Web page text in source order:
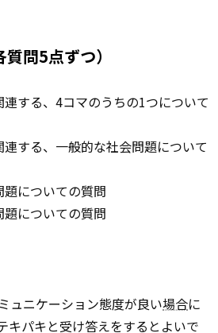
問5点ずつ）
する、4コマのうちの1つについて
する、一般的な社会問題について
についての質問
についての質問
ュニケーション態度が良い場合に
キパキと受け答えをするとよいで